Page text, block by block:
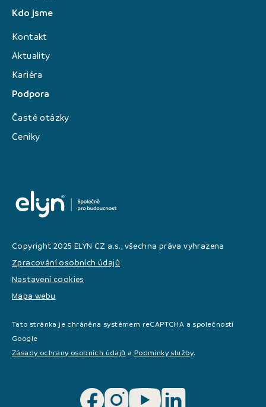
Kdo jsme
Kontakt
Aktuality
Kariéra
Podpora
Časté otázky
Ceníky
Copyright 2025 ELYN CZ a.s., všechna práva vyhrazena
Zpracování osobních údajů
Nastavení cookies
Mapa webu
Tato stránka je chráněna systémem reCAPTCHA a společností
Google
Zásady ochrany osobních údajů a Podminky služby.